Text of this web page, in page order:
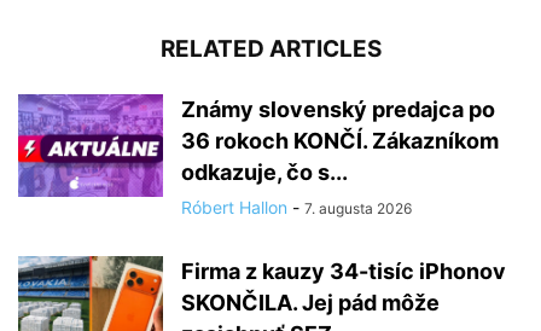
RELATED ARTICLES
Známy slovenský predajca po
36 rokoch KONČÍ. Zákazníkom
odkazuje, čo s...
Róbert Hallon - 7. augusta 2026
Firma z kauzy 34-tisíc iPhonov
SKONČILA. Jej pád môže